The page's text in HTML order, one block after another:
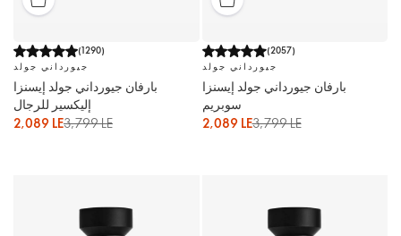
(1290)
جيورداني جولد
بارفان جيورداني جولد إيسنزا
إليكسير للرجال
2,089 LE3,799 LE
(2057)
جيورداني جولد
بارفان جيورداني جولد إيسنزا
سوبريم
2,089 LE3,799 LE